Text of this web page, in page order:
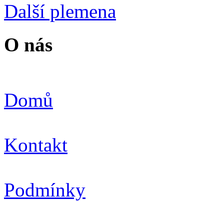
Další plemena
O nás
Domů
Kontakt
Podmínky